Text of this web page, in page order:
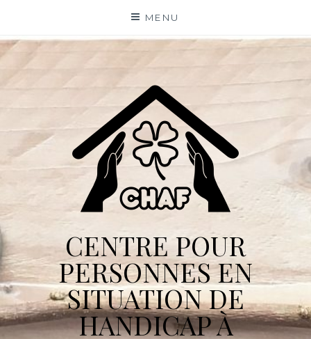
content
MENU
CENTRE POUR
PERSONNES EN
SITUATION DE
HANDICAP À